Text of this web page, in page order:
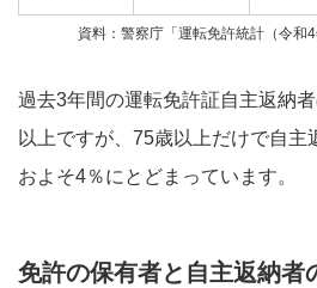
資料：警察庁「運転免許統計（令和4
過去3年間の運転免許証自主返納
以上ですが、75歳以上だけで自主
およそ4％にとどまっています。
免許の保有者と自主返納者